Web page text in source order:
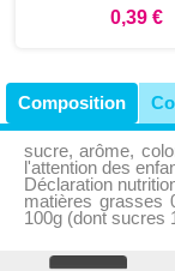
0,39 €
Composition
sucre, arôme,
l'attention des
Déclaration
matières grasses
100g (dont sucres